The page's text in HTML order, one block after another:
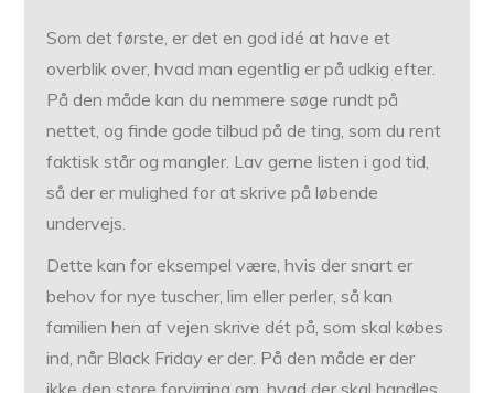
Som det første, er det en god idé at have et
overblik over, hvad man egentlig er på udkig efter.
På den måde kan du nemmere søge rundt på
nettet, og finde gode tilbud på de ting, som du rent
faktisk står og mangler. Lav gerne listen i god tid,
så der er mulighed for at skrive på løbende
undervejs.
Dette kan for eksempel være, hvis der snart er
behov for nye tuscher, lim eller perler, så kan
familien hen af vejen skrive dét på, som skal købes
ind, når Black Friday er der. På den måde er der